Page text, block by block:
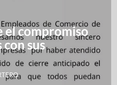
el compromiso
con sus